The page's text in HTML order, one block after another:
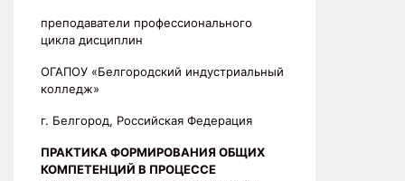
преподаватели профессионального
цикла дисциплин
ОГАПОУ «Белгородский индустриальный
колледж»
г. Белгород, Российская Федерация
ПРАКТИКА ФОРМИРОВАНИЯ ОБЩИХ
КОМПЕТЕНЦИЙ В ПРОЦЕССЕ